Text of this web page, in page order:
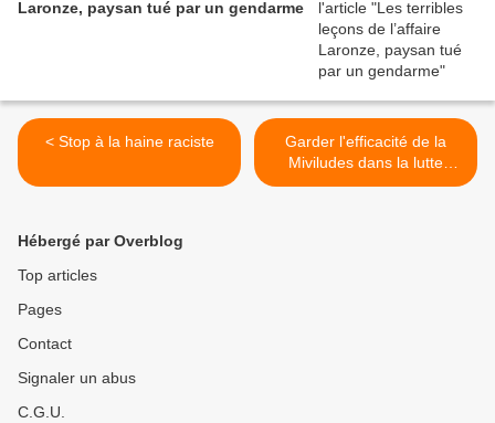
Laronze, paysan tué par un gendarme
< Stop à la haine raciste
Garder l'efficacité de la
Miviludes dans la lutte
contre les sectes et les
Hébergé par Overblog
Top articles
Pages
Contact
Signaler un abus
C.G.U.